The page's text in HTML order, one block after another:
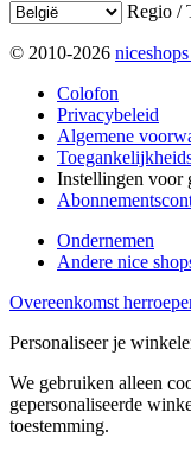
Regio /
© 2010-2026
Colofon
Privacybeleid
Algemene
Instellingen voor
Ondernemen
Andere nice
Overeenkomst
Personaliseer je
We gebruiken alleen
gepersonaliseerde
toestemming.